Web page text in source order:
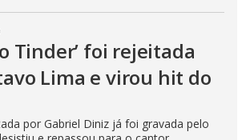
Tinder’ foi rejeitada
Lima e virou hit do
por Gabriel Diniz já foi gravada pelo